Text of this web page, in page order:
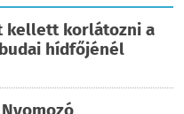
kellett korlátozni a
hídfőjénél